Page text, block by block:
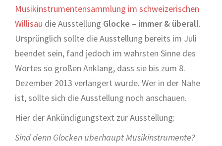
Musikinstrumentensammlung im schweizerischen
Willisau die Ausstellung Glocke – immer & überall.
Ursprünglich sollte die Ausstellung bereits im Juli
beendet sein, fand jedoch im wahrsten Sinne des
Wortes so großen Anklang, dass sie bis zum 8.
Dezember 2013 verlängert wurde. Wer in der Nähe
ist, sollte sich die Ausstellung noch anschauen.
Hier der Ankündigungstext zur Ausstellung:
Sind denn Glocken überhaupt Musikinstrumente?